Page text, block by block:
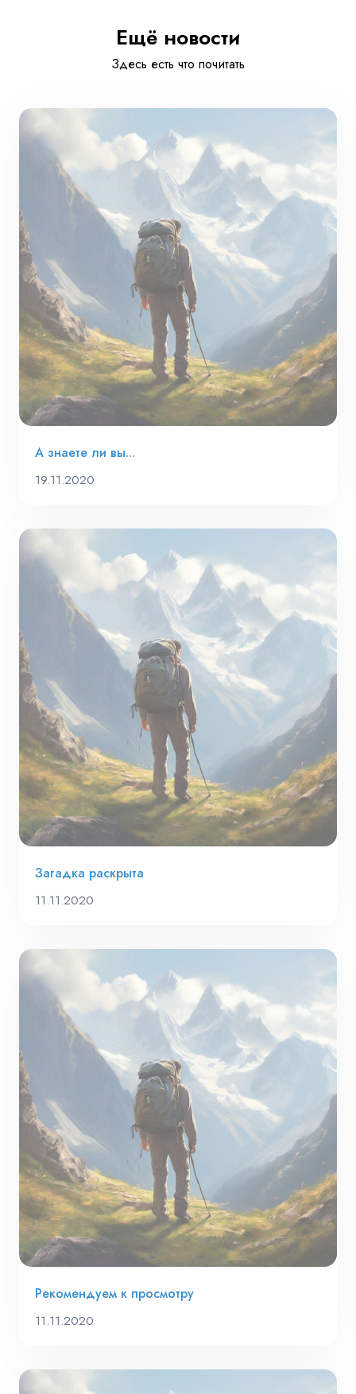
Ещё новости
Здесь есть что почитать
А знаете ли вы...
19.11.2020
Загадка раскрыта
11.11.2020
Рекомендуем к просмотру
11.11.2020